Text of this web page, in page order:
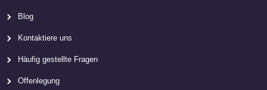
Blog
Kontaktiere uns
Häufig gestellte Fragen
Offenlegung